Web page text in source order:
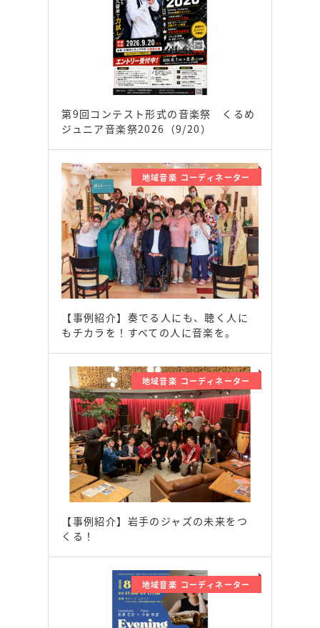
第9回コンテスト形式の音楽祭 くるめ
ジュニア音楽祭2026（9/20）
地域音楽 コーディネーター
【事例紹介】奏でる人にも、聴く人に
もチカラを！すべての人に音楽を。
地域音楽 コーディネーター
【事例紹介】岩手のジャズの未来をつ
くる！
地域音楽 コーディネーター